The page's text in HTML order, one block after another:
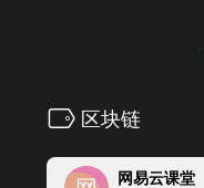
区块链
网易云课堂